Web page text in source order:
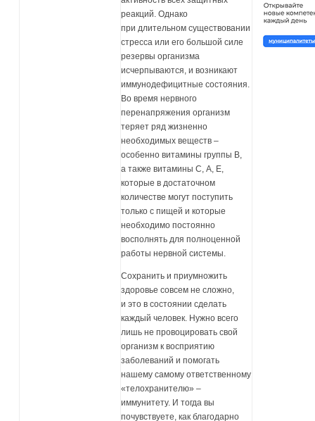
реакций. Однако
при длительном существовании
стресса или его большой силе
резервы организма
исчерпываются, и возникают
иммунодефицитные состояния.
Во время нервного
перенапряжения организм
теряет ряд жизненно
необходимых веществ –
особенно витамины группы В,
а также витамины С, А, Е,
которые в достаточном
количестве могут поступить
только с пищей и которые
необходимо постоянно
восполнять для полноценной
работы нервной системы.
Сохранить и приумножить
здоровье совсем не сложно,
и это в состоянии сделать
каждый человек. Нужно всего
лишь не провоцировать свой
организм к восприятию
заболеваний и помогать
нашему самому ответственному
«телохранителю» –
иммунитету. И тогда вы
почувствуете, как благодарно